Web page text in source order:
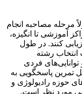
مرحله مصاحبه انجام
آموزشی تا انگیزه،
کنند. در طول
رشته
فردی
تمرین پاسخگویی به
حوزه رادیولوژی و
مورد نظر است.